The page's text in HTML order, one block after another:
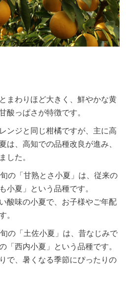
まわりほど大きく、鮮やかな黄
酸っぱさが特徴です。
ンジと同じ柑橘ですが、主に高
は、高知での品種改良が進み、
した。
の「甘熟とさ小夏」は、従来の
小夏」という品種です。
酸味の小夏で、お子様やご年配
。
の「土佐小夏」は、昔なじみで
「西内小夏」という品種です。
で、暑くなる季節にぴったりの